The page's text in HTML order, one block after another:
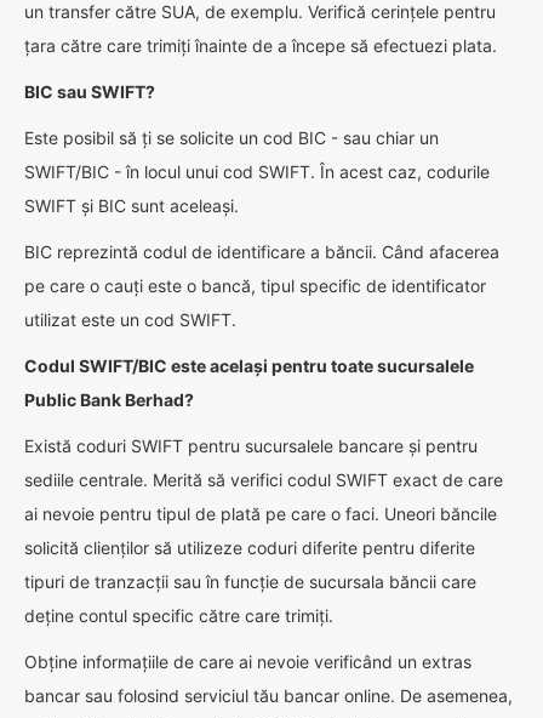
un transfer către SUA, de exemplu. Verifică cerințele pentru
țara către care trimiți înainte de a începe să efectuezi plata.
BIC sau SWIFT?
Este posibil să ți se solicite un cod BIC - sau chiar un
SWIFT/BIC - în locul unui cod SWIFT. În acest caz, codurile
SWIFT și BIC sunt aceleași.
BIC reprezintă codul de identificare a băncii. Când afacerea
pe care o cauți este o bancă, tipul specific de identificator
utilizat este un cod SWIFT.
Codul SWIFT/BIC este același pentru toate sucursalele
Public Bank Berhad?
Există coduri SWIFT pentru sucursalele bancare și pentru
sediile centrale. Merită să verifici codul SWIFT exact de care
ai nevoie pentru tipul de plată pe care o faci. Uneori băncile
solicită clienților să utilizeze coduri diferite pentru diferite
tipuri de tranzacții sau în funcție de sucursala băncii care
deține contul specific către care trimiți.
Obține informațiile de care ai nevoie verificând un extras
bancar sau folosind serviciul tău bancar online. De asemenea,